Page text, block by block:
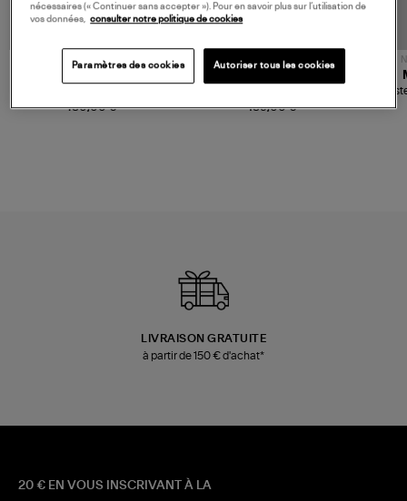
480,00 €
NOUVELLE COLLECTION
189,00 €
LIVRAISON GRATUITE
à partir de 150 € d'achat*
20 € EN VOUS INSCRIVANT À LA
nécessaires (« Continuer sans accepter »). Pour en savoir plus sur l’utilisation de
vos données,
consulter notre politique de cookies
Paramètres des cookies Autoriser tous les cookies